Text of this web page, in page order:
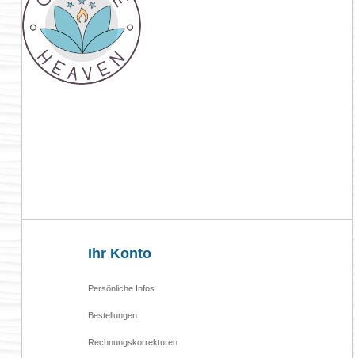
Ihr Konto
Persönliche Infos
Bestellungen
Rechnungskorrekturen